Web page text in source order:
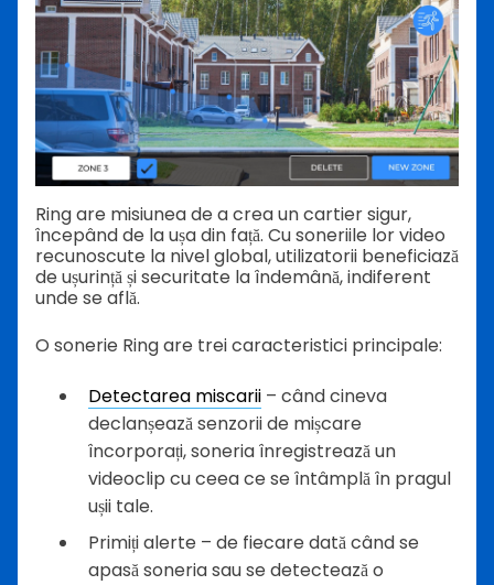
Ring are misiunea de a crea un cartier sigur,
începând de la ușa din față. Cu soneriile lor video
recunoscute la nivel global, utilizatorii beneficiază
de ușurință și securitate la îndemână, indiferent
unde se află.
O sonerie Ring are trei caracteristici principale:
Detectarea miscarii – când cineva
declanșează senzorii de mișcare
încorporați, soneria înregistrează un
videoclip cu ceea ce se întâmplă în pragul
ușii tale.
Primiți alerte – de fiecare dată când se
apasă soneria sau se detectează o